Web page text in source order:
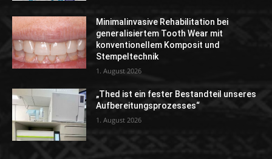
Minimalinvasive Rehabilitation bei
generalisiertem Tooth Wear mit
konventionellem Komposit und
Stempeltechnik
1. August 2026
„Thed ist ein fester Bestandteil unseres
Aufbereitungsprozesses“
1. August 2026